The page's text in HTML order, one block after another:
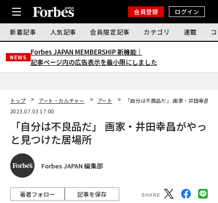
会員登録 ログイン
新着記事 人気記事 会員限定記事 カテゴリ 連載
NEWS
Forbes JAPAN MEMBERSHIP 新機能｜
記事ページ内の広告表示を最小限にしました
トップ アート・カルチャー アート
「自分は不良品だ」 画家・井田幸昌が
2023.07.03 17:00
「自分は不良品だ」 画家・井田幸昌がやっ
と見つけた居場所
Forbes JAPAN 編集部
著者フォロー 記事を保存